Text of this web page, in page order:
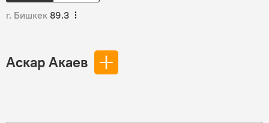
г. Бишкек 89.3
Аскар Акаев